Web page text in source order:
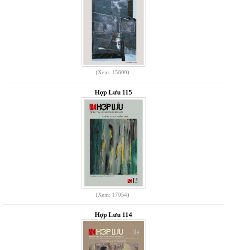
(Xem: 15800)
Hợp Lưu 115
(Xem: 17054)
Hợp Lưu 114